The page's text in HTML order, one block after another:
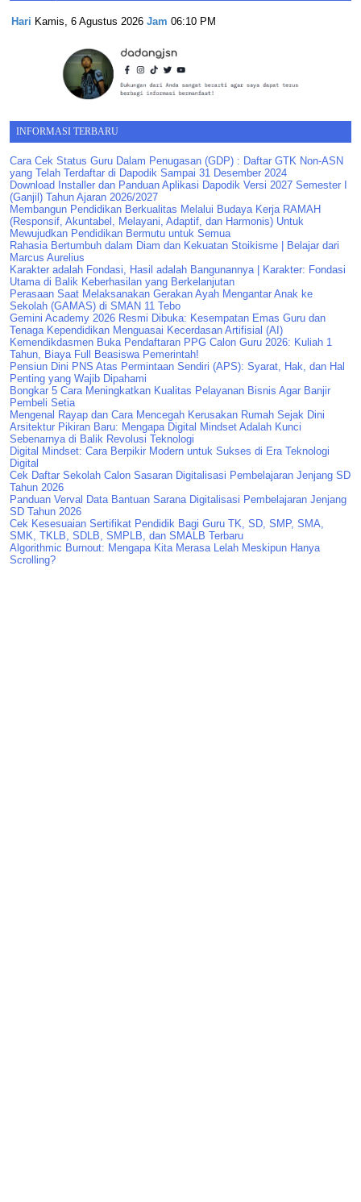
Hari Kamis, 6 Agustus 2026 Jam 06:10 PM
INFORMASI TERBARU
Cara Cek Status Guru Dalam Penugasan (GDP) : Daftar GTK Non-ASN
yang Telah Terdaftar di Dapodik Sampai 31 Desember 2024
Download Installer dan Panduan Aplikasi Dapodik Versi 2027 Semester I
(Ganjil) Tahun Ajaran 2026/2027
Membangun Pendidikan Berkualitas Melalui Budaya Kerja RAMAH
(Responsif, Akuntabel, Melayani, Adaptif, dan Harmonis) Untuk
Mewujudkan Pendidikan Bermutu untuk Semua
Rahasia Bertumbuh dalam Diam dan Kekuatan Stoikisme | Belajar dari
Marcus Aurelius
Karakter adalah Fondasi, Hasil adalah Bangunannya | Karakter: Fondasi
Utama di Balik Keberhasilan yang Berkelanjutan
Perasaan Saat Melaksanakan Gerakan Ayah Mengantar Anak ke
Sekolah (GAMAS) di SMAN 11 Tebo
Gemini Academy 2026 Resmi Dibuka: Kesempatan Emas Guru dan
Tenaga Kependidikan Menguasai Kecerdasan Artifisial (AI)
Kemendikdasmen Buka Pendaftaran PPG Calon Guru 2026: Kuliah 1
Tahun, Biaya Full Beasiswa Pemerintah!
Pensiun Dini PNS Atas Permintaan Sendiri (APS): Syarat, Hak, dan Hal
Penting yang Wajib Dipahami
Bongkar 5 Cara Meningkatkan Kualitas Pelayanan Bisnis Agar Banjir
Pembeli Setia
Mengenal Rayap dan Cara Mencegah Kerusakan Rumah Sejak Dini
Arsitektur Pikiran Baru: Mengapa Digital Mindset Adalah Kunci
Sebenarnya di Balik Revolusi Teknologi
Digital Mindset: Cara Berpikir Modern untuk Sukses di Era Teknologi
Digital
Cek Daftar Sekolah Calon Sasaran Digitalisasi Pembelajaran Jenjang SD
Tahun 2026
Panduan Verval Data Bantuan Sarana Digitalisasi Pembelajaran Jenjang
SD Tahun 2026
Cek Kesesuaian Sertifikat Pendidik Bagi Guru TK, SD, SMP, SMA,
SMK, TKLB, SDLB, SMPLB, dan SMALB Terbaru
Algorithmic Burnout: Mengapa Kita Merasa Lelah Meskipun Hanya
Scrolling?